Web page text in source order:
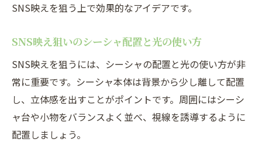
SNS映えを狙う上で効果的なアイデアです。
SNS映え狙いのシーシャ配置と光の使い方
SNS映えを狙うには、シーシャの配置と光の使い方が非
常に重要です。シーシャ本体は背景から少し離して配置
し、立体感を出すことがポイントです。周囲にはシーシ
ャ台や小物をバランスよく並べ、視線を誘導するように
配置しましょう。